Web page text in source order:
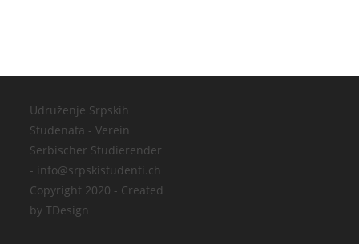
Udruženje Srpskih
Studenata - Verein
Serbischer Studierender
- info@srpskistudenti.ch
Copyright 2020 - Created
by TDesign